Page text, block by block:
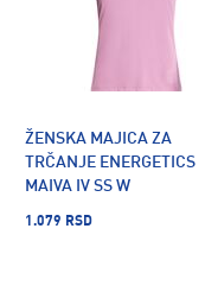
ŽENSKA MAJICA ZA
TRČANJE ENERGETICS
MAIVA IV SS W
1.079 RSD